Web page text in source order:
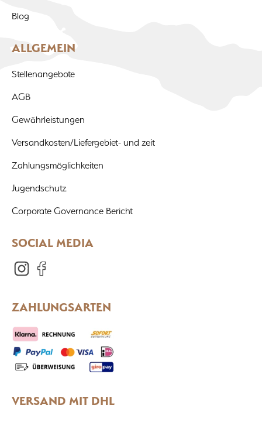
Blog
ALLGEMEIN
Stellenangebote
AGB
Gewährleistungen
Versandkosten/Liefergebiet- und zeit
Zahlungsmöglichkeiten
Jugendschutz
Corporate Governance Bericht
SOCIAL MEDIA
ZAHLUNGSARTEN
VERSAND MIT DHL